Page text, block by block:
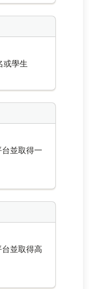
或學生
並取得一
並取得高